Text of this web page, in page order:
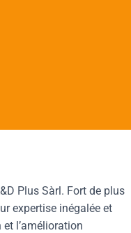
Plus Sàrl. Fort de plus
expertise inégalée et
l’amélioration